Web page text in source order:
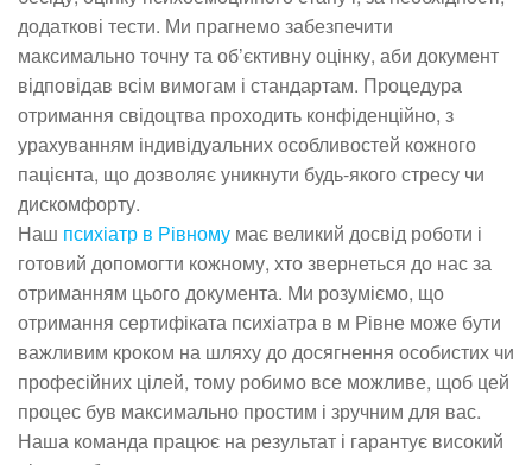
додаткові тести. Ми прагнемо забезпечити
максимально точну та об’єктивну оцінку, аби документ
відповідав всім вимогам і стандартам. Процедура
отримання свідоцтва проходить конфіденційно, з
урахуванням індивідуальних особливостей кожного
пацієнта, що дозволяє уникнути будь-якого стресу чи
дискомфорту.
Наш психіатр в Рівному має великий досвід роботи і
готовий допомогти кожному, хто звернеться до нас за
отриманням цього документа. Ми розуміємо, що
отримання сертифіката психіатра в м Рівне може бути
важливим кроком на шляху до досягнення особистих чи
професійних цілей, тому робимо все можливе, щоб цей
процес був максимально простим і зручним для вас.
Наша команда працює на результат і гарантує високий